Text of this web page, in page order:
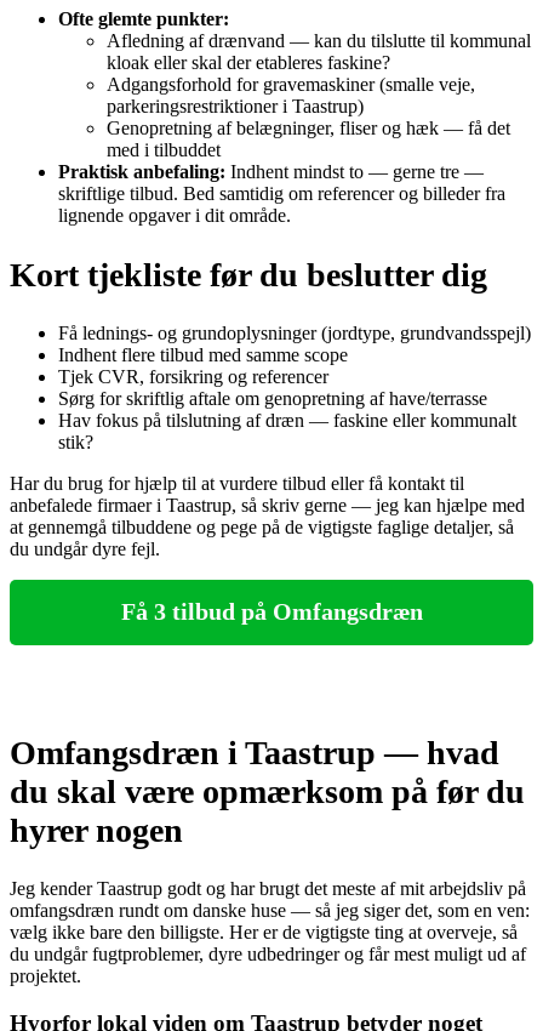
Ofte glemte punkter:
Afledning af drænvand — kan du tilslutte til kommunal
kloak eller skal der etableres faskine?
Adgangsforhold for gravemaskiner (smalle veje,
parkeringsrestriktioner i Taastrup)
Genopretning af belægninger, fliser og hæk — få det
med i tilbuddet
Praktisk anbefaling: Indhent mindst to — gerne tre —
skriftlige tilbud. Bed samtidig om referencer og billeder fra
lignende opgaver i dit område.
Kort tjekliste før du beslutter dig
Få lednings- og grundoplysninger (jordtype, grundvandsspejl)
Indhent flere tilbud med samme scope
Tjek CVR, forsikring og referencer
Sørg for skriftlig aftale om genopretning af have/terrasse
Hav fokus på tilslutning af dræn — faskine eller kommunalt
stik?
Har du brug for hjælp til at vurdere tilbud eller få kontakt til
anbefalede firmaer i Taastrup, så skriv gerne — jeg kan hjælpe med
at gennemgå tilbuddene og pege på de vigtigste faglige detaljer, så
du undgår dyre fejl.
Få 3 tilbud på Omfangsdræn
Omfangsdræn i Taastrup — hvad
du skal være opmærksom på før du
hyrer nogen
Jeg kender Taastrup godt og har brugt det meste af mit arbejdsliv på
omfangsdræn rundt om danske huse — så jeg siger det, som en ven:
vælg ikke bare den billigste. Her er de vigtigste ting at overveje, så
du undgår fugtproblemer, dyre udbedringer og får mest muligt ud af
projektet.
Hvorfor lokal viden om Taastrup betyder noget